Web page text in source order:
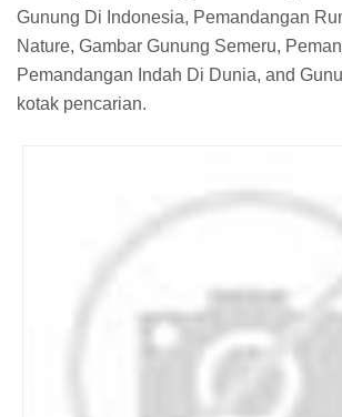
Gunung Di Indonesia, Pemandangan
Nature, Gambar Gunung Semeru,
Pemandangan Indah Di Dunia, and
kotak pencarian.